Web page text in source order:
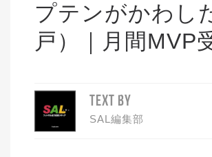
プテンがかわし
戸）｜月間MVP
TEXT BY
SAL編集部